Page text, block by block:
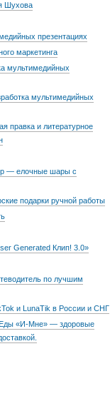
Шухова
презентациях
маркетинга
мультимедийных
мультимедийных
правка и литературное
— елочные шары с
подарки ручной работы
Generated Клип! 3.0»
по лучшим
и LunaTik в России и СНГ
«И-Мне» — здоровые